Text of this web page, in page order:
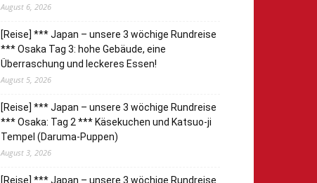
August 6, 2026
[Reise] *** Japan – unsere 3 wöchige Rundreise
*** Osaka Tag 3: hohe Gebäude, eine
Überraschung und leckeres Essen!
August 5, 2026
[Reise] *** Japan – unsere 3 wöchige Rundreise
*** Osaka: Tag 2 *** Käsekuchen und Katsuo-ji
Tempel (Daruma-Puppen)
August 3, 2026
[Reise] *** Japan – unsere 3 wöchige Rundreise